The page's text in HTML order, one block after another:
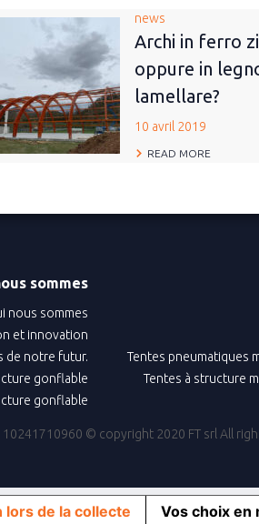
news
Archi in ferro
oppure in
lamellare?
10 avril 2019
READ MORE
sommes
nous sommes
et innovation
de notre futur.
gonflable
gonflable
Tentes pneumatiques
Tentes à structure
10241710960 © copyright 2020 FT srl All
lors de la collecte Vos choix en